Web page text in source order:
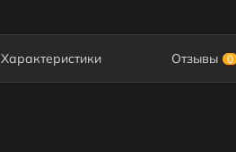
Характеристики Отзывы 0